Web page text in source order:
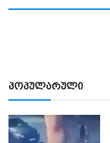
პოპულარული